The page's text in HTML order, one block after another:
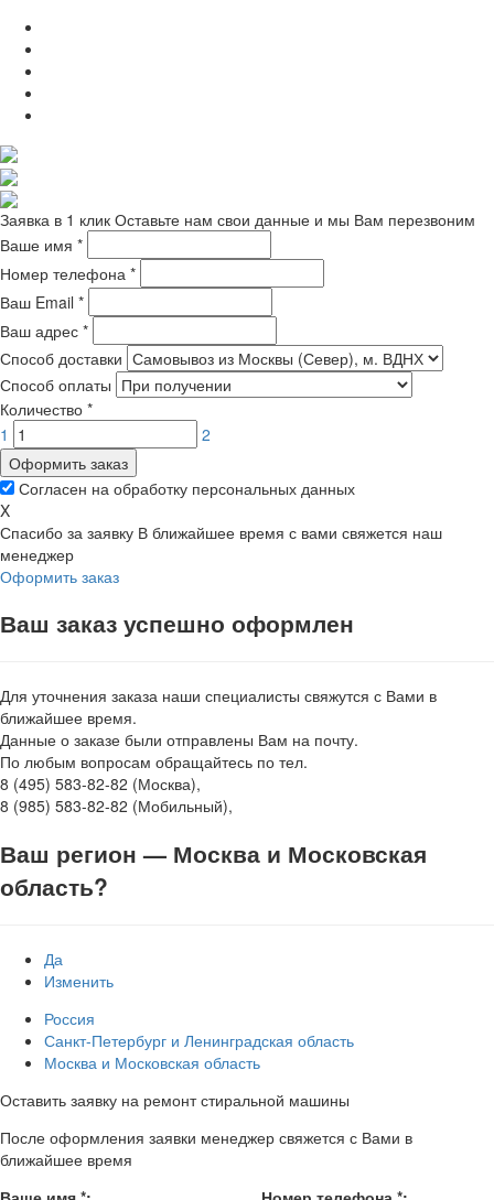
Заявка в 1 клик Оставьте нам свои данные и мы Вам перезвоним
Ваше имя *
Номер телефона *
Ваш Email *
Ваш адрес *
Способ доставки
Способ оплаты
Количество *
1
2
Оформить заказ
Согласен на обработку персональных данных
X
Спасибо за заявку В ближайшее время с вами свяжется наш
менеджер
Оформить заказ
Ваш заказ успешно оформлен
Для уточнения заказа наши специалисты свяжутся с Вами в
ближайшее время.
Данные о заказе были отправлены Вам на почту.
По любым вопросам обращайтесь по тел.
8 (495) 583-82-82 (Москва),
8 (985) 583-82-82 (Мобильный),
Ваш регион — Москва и Московская
область?
Да
Изменить
Россия
Санкт-Петербург и Ленинградская область
Москва и Московская область
Оставить заявку на ремонт стиральной машины
После оформления заявки менеджер свяжется с Вами в
ближайшее время